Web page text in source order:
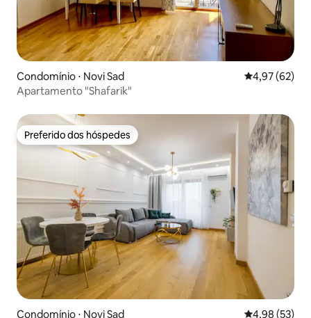
Condomínio ⋅ Novi Sad 4,97 de uma
4,97 (62)
Apartamento "Shafarik"
Preferido dos hóspedes
Preferido dos hóspedes
Condomínio ⋅ Novi Sad 4,98 de uma
4,98 (53)